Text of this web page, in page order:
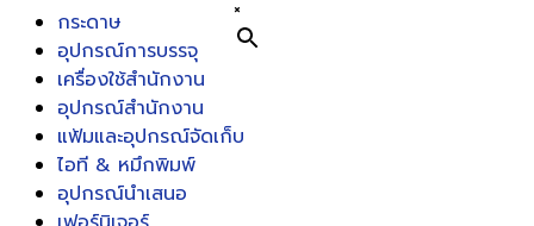
×
กระดาษ
อุปกรณ์การบรรจุ
เครื่องใช้สำนักงาน
อุปกรณ์สำนักงาน
แฟ้มและอุปกรณ์จัดเก็บ
ไอที & หมึกพิมพ์
อุปกรณ์นำเสนอ